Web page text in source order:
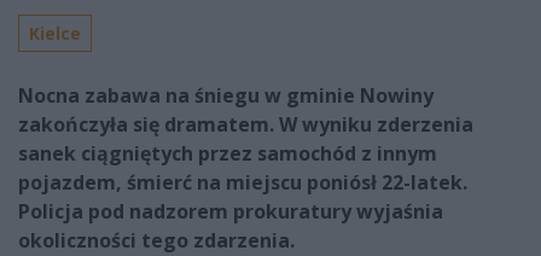
Kielce
Nocna zabawa na śniegu w gminie Nowiny
zakończyła się dramatem. W wyniku zderzenia
sanek ciągniętych przez samochód z innym
pojazdem, śmierć na miejscu poniósł 22-latek.
Policja pod nadzorem prokuratury wyjaśnia
okoliczności tego zdarzenia.